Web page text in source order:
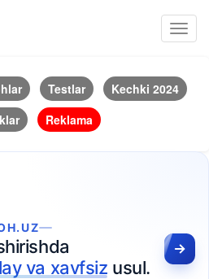
Testlar
Kechki 2024
Reklama
va xavfsiz usul.